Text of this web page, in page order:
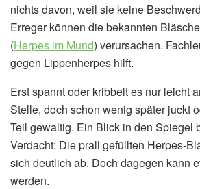
nichts davon, weil sie keine
Erreger können die bekannten
(Herpes im Mund) verursachen.
gegen Lippenherpes hilft.
Erst spannt oder kribbelt es nur leicht
Stelle, doch schon wenig später juckt
Teil gewaltig. Ein Blick in den Spiegel
Verdacht: Die prall gefüllten Herpes-
sich deutlich ab. Doch dagegen kann
werden.